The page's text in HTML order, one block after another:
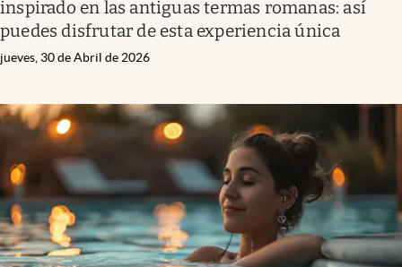
abre en nueva pestaña
Argentina
inspirado en las antiguas termas romanas: así
puedes disfrutar de esta experiencia única
jueves, 30 de Abril de 2026